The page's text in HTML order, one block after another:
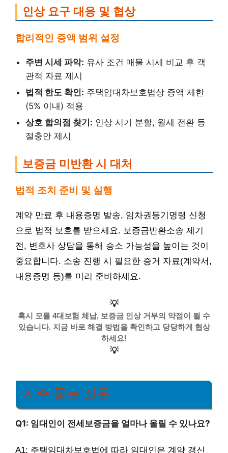
인상 요구 대응 및 협상
합리적인 증액 범위 설정
주변 시세 파악: 유사 조건 매물 시세 비교 후 객
관적 자료 제시
법적 한도 확인: 주택임대차보호법상 증액 제한
(5% 이내) 적용
상호 합의점 찾기: 인상 시기 분할, 월세 전환 등
절충안 제시
보증금 미반환 시 대처
법적 조치 준비 및 실행
계약 만료 후 내용증명 발송, 임차권등기명령 신청
으로 법적 보호를 받으세요. 보증금반환소송 제기
전, 변호사 상담을 통해 승소 가능성을 높이는 것이
중요합니다. 소송 진행 시 필요한 증거 자료(계약서,
내용증명 등)를 미리 준비하세요.
💡
혹시 모를 4대보험 체납, 보증금 인상 거부의 약점이 될 수
있습니다. 지금 바로 해결 방법을 확인하고 당당하게 협상
하세요!
💡
자주 묻는 질문
Q1: 임대인이 전세보증금을 얼마나 올릴 수 있나요?
A1: 주택임대차보호법에 따라 임대인은 계약 갱신